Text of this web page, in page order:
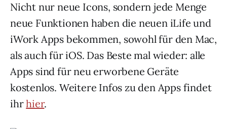
Nicht nur neue Icons, sondern jede Menge
neue Funktionen haben die neuen iLife und
iWork Apps bekommen, sowohl für den Mac,
als auch für iOS. Das Beste mal wieder: alle
Apps sind für neu erworbene Geräte
kostenlos. Weitere Infos zu den Apps findet
ihrhier.